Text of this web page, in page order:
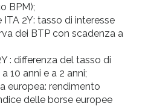
BPM);
ITA 2Y: tasso di interesse
dei BTP con scadenza a
: differenza del tasso di
10 anni e a 2 anni;
europea: rendimento
delle borse europee